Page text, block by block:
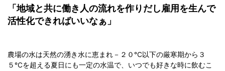
「地域と共に働き人の流れを作りだし雇用を生んで
活性化できればいいなぁ」
農場の水は天然の湧き水に恵まれ－２０℃以下の厳寒期から３
５℃を超える夏日にも一定の水温で、いつでも好きな時に飲むこ